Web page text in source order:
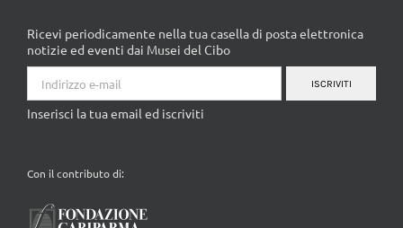
Ricevi periodicamente nella tua casella di posta elettronica
notizie ed eventi dai Musei del Cibo
ISCRIVITI
Inserisci la tua email ed iscriviti
Con il contributo di: